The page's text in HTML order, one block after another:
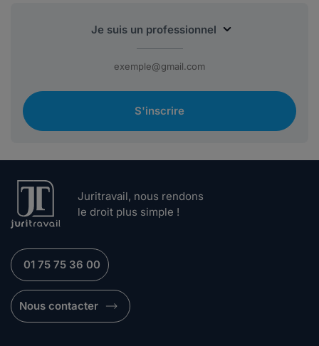
S'inscrire
Juritravail, nous rendons
le droit plus simple !
01 75 75 36 00
Nous contacter